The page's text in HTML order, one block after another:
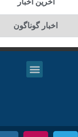
آخرین اخبار
اخبار گوناگون